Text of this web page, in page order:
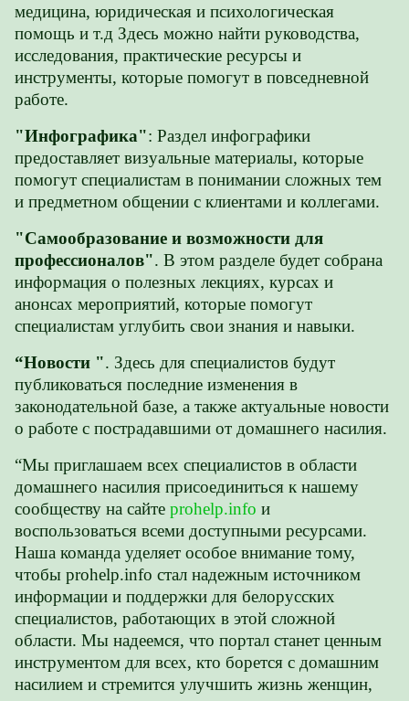
медицина, юридическая и психологическая
помощь и т.д Здесь можно найти руководства,
исследования, практические ресурсы и
инструменты, которые помогут в повседневной
работе.
"Инфографика": Раздел инфографики
предоставляет визуальные материалы, которые
помогут специалистам в понимании сложных тем
и предметном общении с клиентами и коллегами.
"Самообразование и возможности для
профессионалов". В этом разделе будет собрана
информация о полезных лекциях, курсах и
анонсах мероприятий, которые помогут
специалистам углубить свои знания и навыки.
“Новости ". Здесь для специалистов будут
публиковаться последние изменения в
законодательной базе, а также актуальные новости
о работе с пострадавшими от домашнего насилия.
“Мы приглашаем всех специалистов в области
домашнего насилия присоединиться к нашему
сообществу на сайте prohelp.info и
воспользоваться всеми доступными ресурсами.
Наша команда уделяет особое внимание тому,
чтобы prohelp.info стал надежным источником
информации и поддержки для белорусских
специалистов, работающих в этой сложной
области. Мы надеемся, что портал станет ценным
инструментом для всех, кто борется с домашним
насилием и стремится улучшить жизнь женщин,